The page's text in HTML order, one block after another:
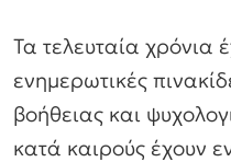
Τα τελευταία χρόνια
ενημερωτικές
βοήθειας και
κατά καιρούς έχουν